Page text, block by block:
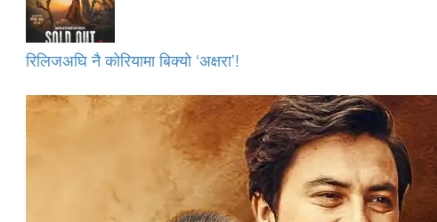
रिलिजअघि नै कोरियामा बिक्यो ‘अक्षरा’!